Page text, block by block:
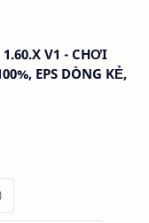
1.60.X V1 - CHƠI
EPS DÒNG KẺ,